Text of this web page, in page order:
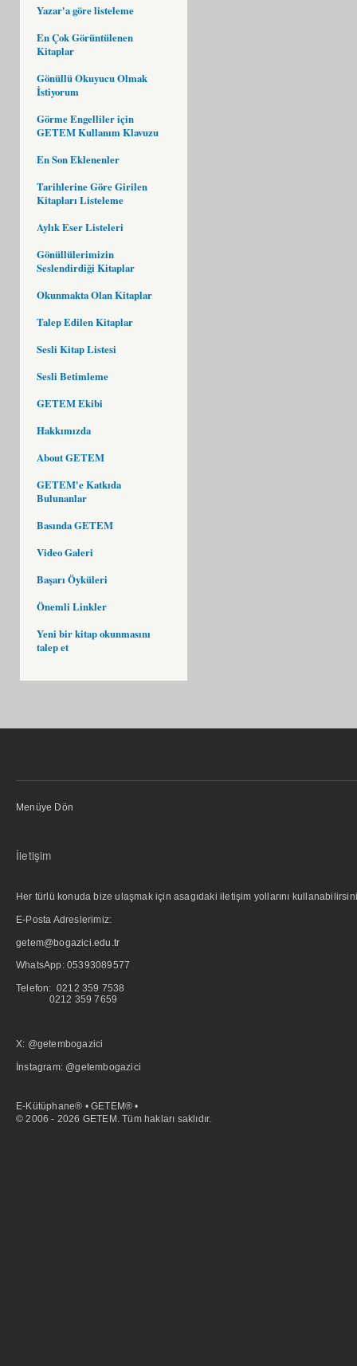
Yazar'a göre listeleme
En Çok Görüntülenen
Kitaplar
Gönüllü Okuyucu Olmak
İstiyorum
Görme Engelliler için
GETEM Kullanım Klavuzu
En Son Eklenenler
Tarihlerine Göre Girilen
Kitapları Listeleme
Aylık Eser Listeleri
Gönüllülerimizin
Seslendirdiği Kitaplar
Okunmakta Olan Kitaplar
Talep Edilen Kitaplar
Sesli Kitap Listesi
Sesli Betimleme
GETEM Ekibi
Hakkımızda
About GETEM
GETEM'e Katkıda
Bulunanlar
Basında GETEM
Video Galeri
Başarı Öyküleri
Önemli Linkler
Yeni bir kitap okunmasını
talep et
Menüye Dön
İletişim
Her türlü konuda bize ulaşmak için asagıdaki iletişim yollarını
E-Posta Adreslerimiz:
getem@bogazici.edu.tr
WhatsApp: 05393089577
Telefon: 0212 359 7538
0212 359 7659
X: @getembogazici
İnstagram: @getembogazici
E-Kütüphane® • GETEM® •
© 2006 - 2026 GETEM. Tüm hakları saklıdır.